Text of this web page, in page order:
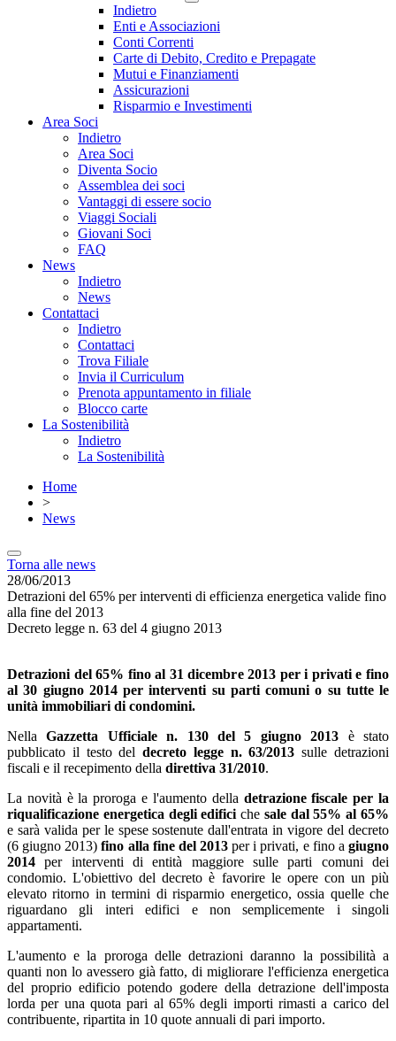
Indietro
Enti e Associazioni
Conti Correnti
Carte di Debito, Credito e Prepagate
Mutui e Finanziamenti
Assicurazioni
Risparmio e Investimenti
Area Soci
Indietro
Area Soci
Diventa Socio
Assemblea dei soci
Vantaggi di essere socio
Viaggi Sociali
Giovani Soci
FAQ
News
Indietro
News
Contattaci
Indietro
Contattaci
Trova Filiale
Invia il Curriculum
Prenota appuntamento in filiale
Blocco carte
La Sostenibilità
Indietro
La Sostenibilità
Home
>
News
Torna alle news
28/06/2013
Detrazioni del 65% per interventi di efficienza energetica valide fino
alla fine del 2013
Decreto legge n. 63 del 4 giugno 2013
Detrazioni del 65% fino al 31 dicembre 2013 per i privati e fino
al 30 giugno 2014 per interventi su parti comuni o su tutte le
unità immobiliari di condomini.
NellaGazzetta Ufficiale n. 130 del 5 giugno 2013 è stato
pubblicato il testo deldecreto legge n. 63/2013 sulle detrazioni
fiscali e il recepimento della direttiva 31/2010.
La novità è la proroga e l'aumento della detrazione fiscale per la
riqualificazione energetica degli edifici che sale dal 55% al 65%
e sarà valida per le spese sostenute dall'entrata in vigore del decreto
(6 giugno 2013)fino alla fine del 2013 per i privati, e fino agiugno
2014 per interventi di entità maggiore sulle parti comuni dei
condomio. L'obiettivo del decreto è favorire le opere con un più
elevato ritorno in termini di risparmio energetico, ossia quelle che
riguardano gli interi edifici e non semplicemente i singoli
appartamenti.
L'aumento e la proroga delle detrazioni daranno la possibilità a
quanti non lo avessero già fatto, di migliorare l'efficienza energetica
del proprio edificio potendo godere della detrazione dell'imposta
lorda per una quota pari al 65% degli importi rimasti a carico del
contribuente, ripartita in 10 quote annuali di pari importo.